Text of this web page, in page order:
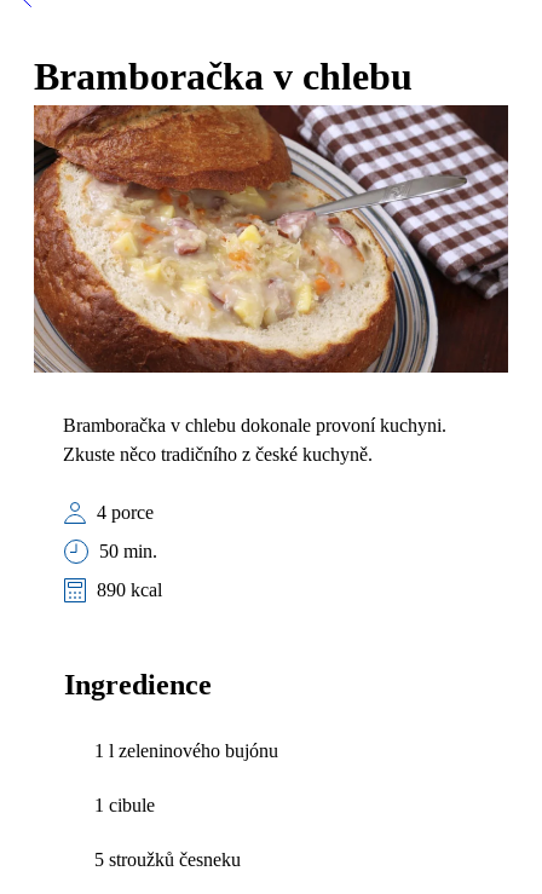
Bramboračka v chlebu
Bramboračka v chlebu dokonale provoní kuchyni.
Zkuste něco tradičního z české kuchyně.
4 porce
50 min.
890 kcal
Ingredience
1 l zeleninového bujónu
1 cibule
5 stroužků česneku